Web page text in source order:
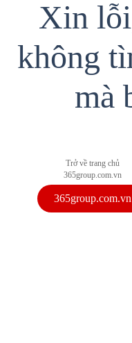
Xin
không
mà
Trở về trang chủ
365group.com.vn
365group.com.vn